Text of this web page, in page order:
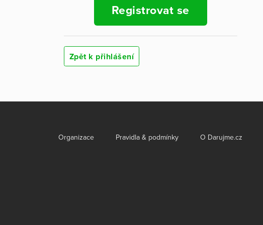
Registrovat se
Zpět k přihlášení
Organizace Pravidla & podmínky O Darujme.cz